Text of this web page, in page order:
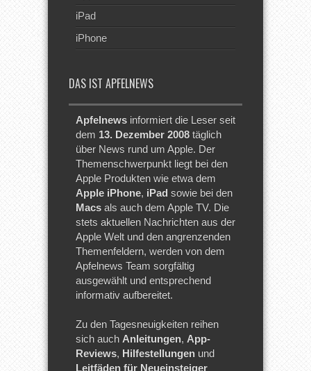
iPad
iPhone
DAS IST APFELNEWS
Apfelnews informiert die Leser seit
dem 13. Dezember 2008 täglich
über News rund um Apple. Der
Themenschwerpunkt liegt bei den
Apple Produkten wie etwa dem
Apple iPhone, iPad sowie bei den
Macs als auch dem Apple TV. Die
stets aktuellen Nachrichten aus der
Apple Welt und den angrenzenden
Themenfeldern, werden von dem
Apfelnews Team sorgfältig
ausgewählt und entsprechend
informativ aufbereitet.
Zu den Tagesneuigkeiten reihen
sich auch Anleitungen, App-
Reviews, Hilfestellungen und
Leitfäden für Neueinsteiger